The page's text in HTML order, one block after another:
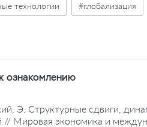
технологии #глобализация
ознакомлению
Э. Структурные сдвиги,
// Мировая экономика и